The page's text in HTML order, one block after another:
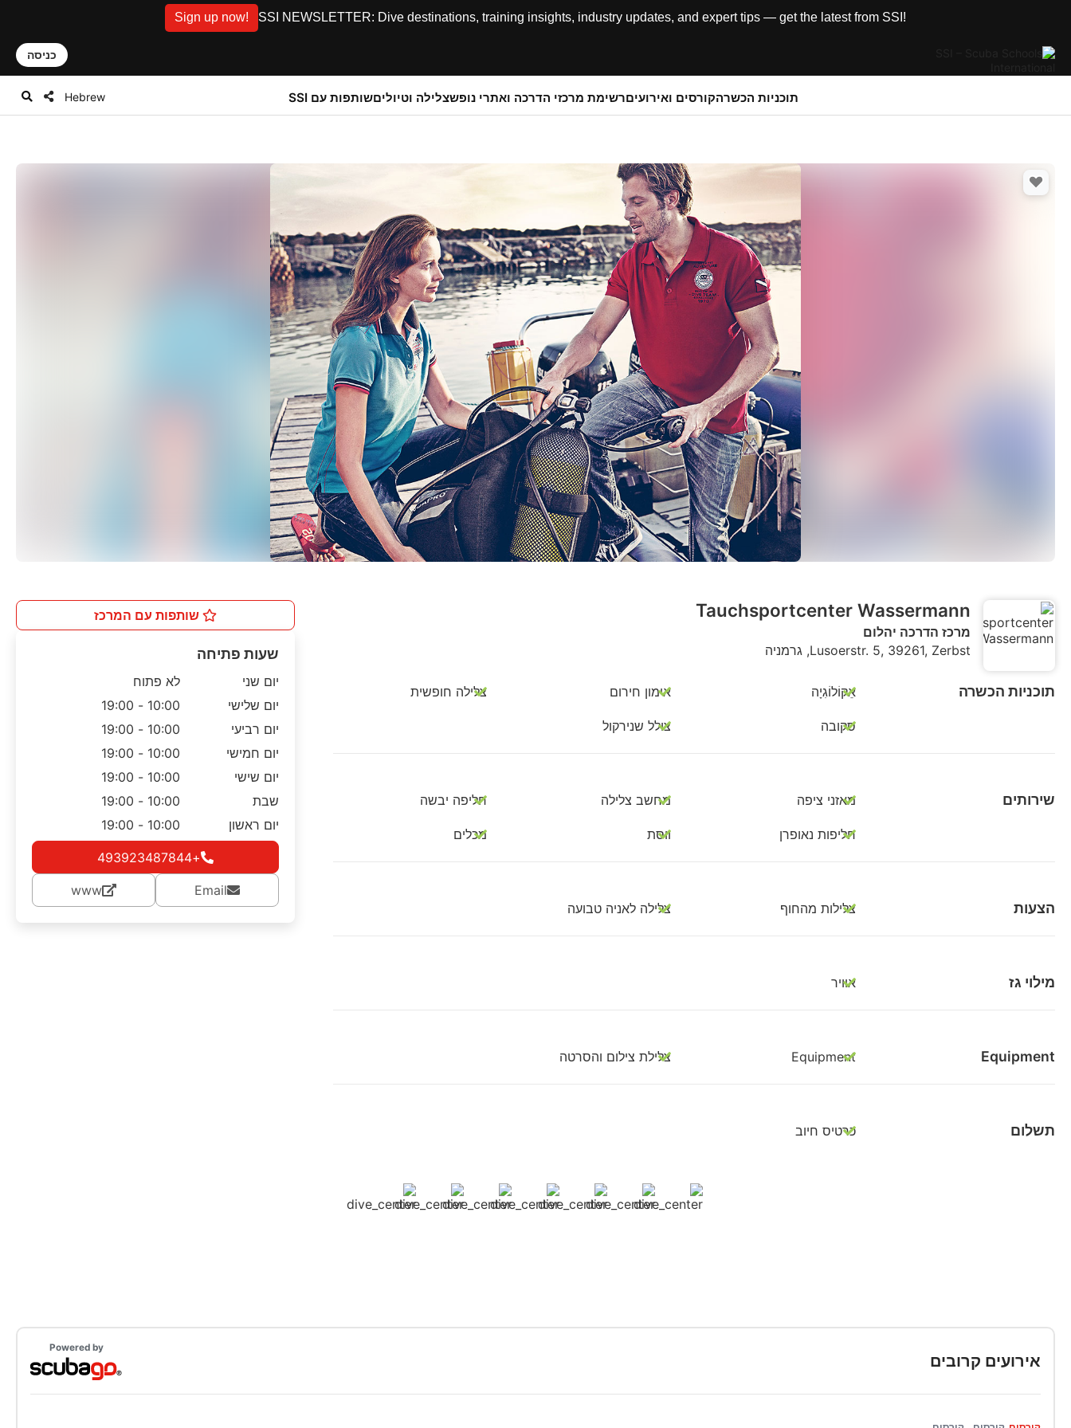
SSI NEWSLETTER: Dive destinations, training insights, industry updates, and expert tips — get the latest from SSI!
Sign up now!
כניסה
תוכניות הכשרהקורסים ואירועיםרשימת מרכזי הדרכה ואתרי נופשצלילה וטיוליםשותפות עם SSI Hebrew
Tauchsportcenter Wassermann
מרכז הדרכה יהלום
Lusoerstr. 5, 39261, Zerbst, גרמניה
תוכניות הכשרה אֵקוֹלוֹגִיָה אימון חירום צלילה חופשית
סקובה צולל שנירקול
שירותים מאזני ציפה מחשב צלילה חליפה יבשה
חליפות נאופרן ווסת מכלים
הצעות צלילות מהחוף צלילה לאניה טבועה
מילוי גז אוויר
Equipment
Equipment צלילת צילום והסרטה
תשלום כרטיס חיוב
שותפות עם המרכז
שעות פתיחה
יום שני
לא פתוח
יום שלישי
10:00 - 19:00
יום רביעי
10:00 - 19:00
יום חמישי
10:00 - 19:00
יום שישי
10:00 - 19:00
שבת
10:00 - 19:00
יום ראשון
10:00 - 19:00
+493923487844
Email
www
אירועים קרובים
Powered by